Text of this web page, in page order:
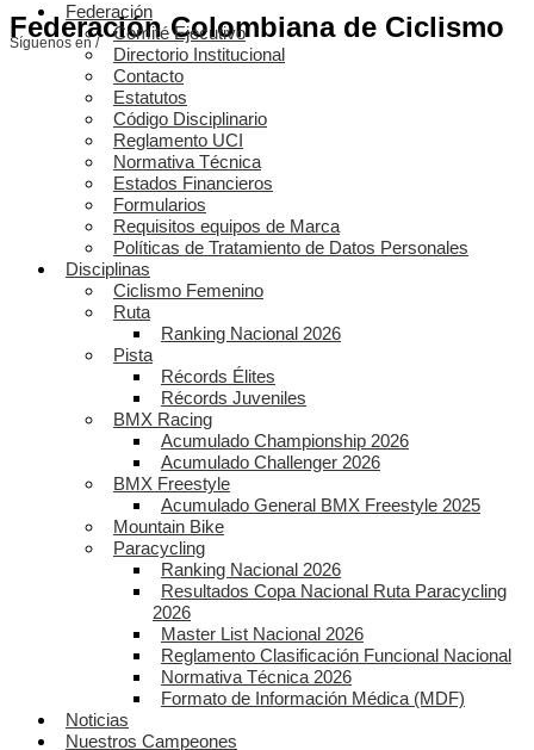
Federación Colombiana de Ciclismo
Síguenos en /
Federación
Comité Ejecutivo
Directorio Institucional
Contacto
Estatutos
Código Disciplinario
Reglamento UCI
Normativa Técnica
Estados Financieros
Formularios
Requisitos equipos de Marca
Políticas de Tratamiento de Datos Personales
Disciplinas
Ciclismo Femenino
Ruta
Ranking Nacional 2026
Pista
Récords Élites
Récords Juveniles
BMX Racing
Acumulado Championship 2026
Acumulado Challenger 2026
BMX Freestyle
Acumulado General BMX Freestyle 2025
Mountain Bike
Paracycling
Ranking Nacional 2026
Resultados Copa Nacional Ruta Paracycling
2026
Master List Nacional 2026
Reglamento Clasificación Funcional Nacional
Normativa Técnica 2026
Formato de Información Médica (MDF)
Noticias
Nuestros Campeones